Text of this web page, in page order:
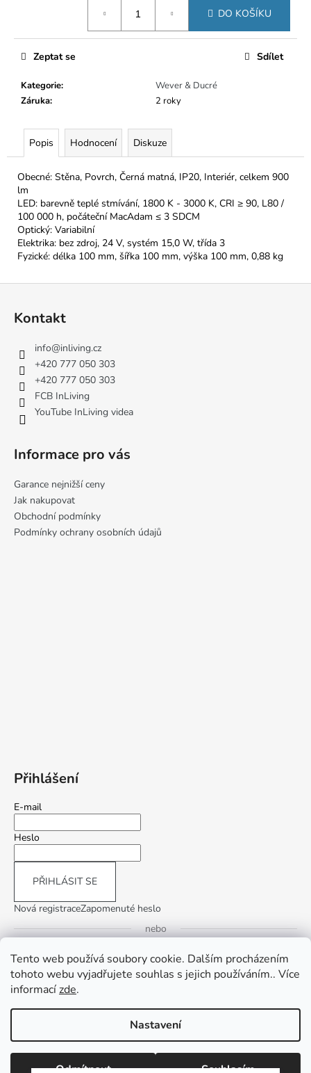
Tento web používá soubory cookie. Dalším procházením
tohoto webu vyjadřujete souhlas s jejich používáním.. Více
informacízde.
Nastavení
Odmítnout Souhlasím
DO KOŠÍKU
Kategorie:
Wever & Ducré
Záruka: 2 roky
Zeptat se Sdílet
Popis Hodnocení Diskuze
Obecné: Stěna, Povrch, Černá matná, IP20, Interiér, celkem 900
lm
LED: barevně teplé stmívání, 1800 K - 3000 K, CRI ≥ 90, L80 /
100 000 h, počáteční MacAdam ≤ 3 SDCM
Optický: Variabilní
Elektrika: bez zdroj, 24 V, systém 15,0 W, třída 3
Fyzické: délka 100 mm, šířka 100 mm, výška 100 mm, 0,88 kg
Kontakt
info@inliving.cz
+420 777 050 303
+420 777 050 303
FCB InLiving
YouTube InLiving videa
Informace pro vás
Garance nejnižší ceny
Jak nakupovat
Obchodní podmínky
Podmínky ochrany osobních údajů
Přihlášení
E-mail
Heslo
PŘIHLÁSIT SE
Nová registraceZapomenuté heslo
nebo
Přihlásit se přes Google
Copyright 2026InLiving.CZ. Všechna práva vyhrazena.Upravit
nastavení cookies